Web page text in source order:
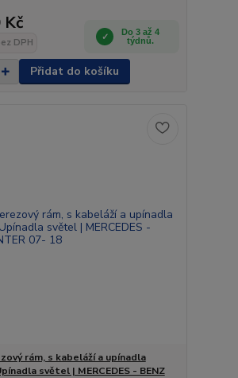
Kč
DPH
Do 3 až 4
týdnů.
Přidat do košíku
rám, s kabeláží a upínadla
světel | MERCEDES - BENZ